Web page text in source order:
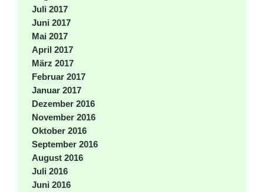
Juli 2017
Juni 2017
Mai 2017
April 2017
März 2017
Februar 2017
Januar 2017
Dezember 2016
November 2016
Oktober 2016
September 2016
August 2016
Juli 2016
Juni 2016